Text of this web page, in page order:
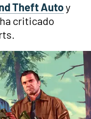
Theft Autoy
criticado